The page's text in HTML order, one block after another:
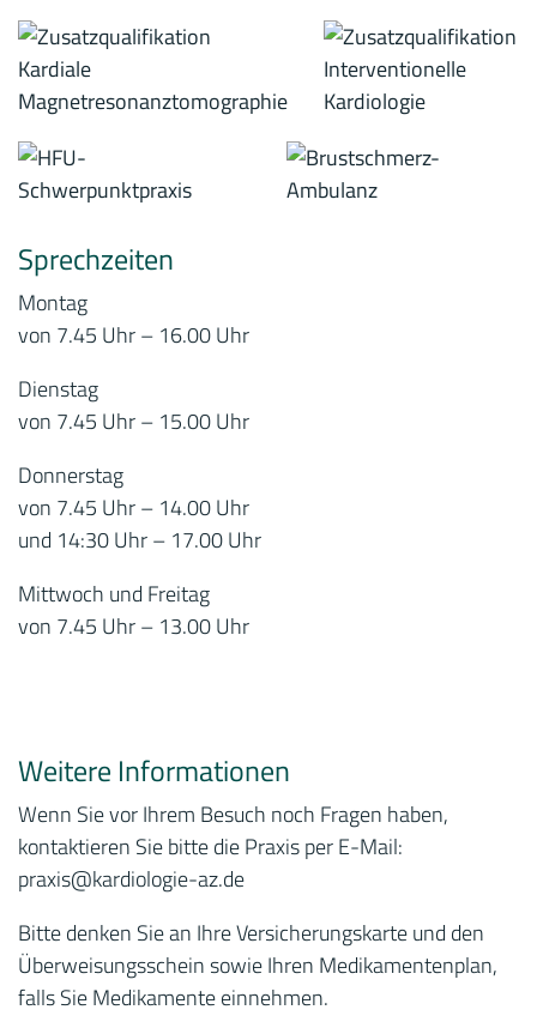
Sprechzeiten
Montag
von 7.45 Uhr – 16.00 Uhr
Dienstag
von 7.45 Uhr – 15.00 Uhr
Donnerstag
von 7.45 Uhr – 14.00 Uhr
und 14:30 Uhr – 17.00 Uhr
Mittwoch und Freitag
von 7.45 Uhr – 13.00 Uhr
Weitere Informationen
Wenn Sie vor Ihrem Besuch noch Fragen haben,
kontaktieren Sie bitte die Praxis per E-Mail:
praxis@kardiologie-az.de
Bitte denken Sie an Ihre Versicherungskarte und den
Überweisungsschein sowie Ihren Medikamentenplan,
falls Sie Medikamente einnehmen.